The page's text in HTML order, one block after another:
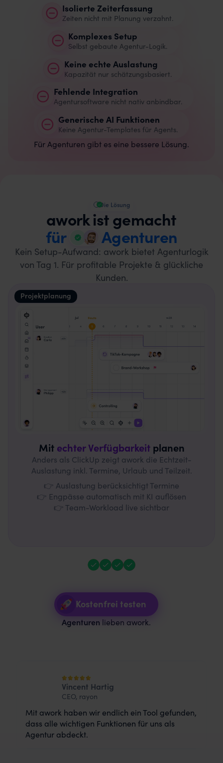
Isolierte Zeiterfassung
Zeiten nicht mit Planung verzahnt.
Komplexes Setup
Selbst gebaute Agentur-Logik.
Keine echte Auslastung
Kapazität nur schätzungsbasiert.
Fehlende Integration
Agentursoftware nicht nativ anbindbar.
Generische AI Funktionen
Keine Agentur-Templates für Agents.
Für Agenturen gibt es eine bessere Lösung.
Die Lösung
awork ist gemacht
für Agenturen
Kein Setup-Aufwand: awork bietet Agenturlogik
von Tag 1. Für profitable Projekte & glückliche
Kunden.
Mit echter Verfügbarkeit planen
Anders als ClickUp zeigt awork die Echtzeit-
Auslastung inkl. Termine, Urlaub und Teilzeit.
👉 Auslastung berücksichtigt Termine
👉 Engpässe automatisch mit KI auflösen
👉 Team-Workload live sichtbar
Projektplanung
Kostenfrei testen
Agenturen lieben awork.
Vincent Hartig
CEO, rayon
Mit awork haben wir endlich ein Tool gefunden,
dass alle wichtigen Funktionen für uns als
Agentur abdeckt.